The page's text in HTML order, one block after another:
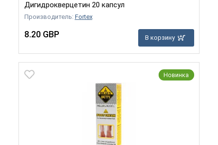
Дигидрокверцетин 20 капсул
Производитель: Fortex
8.20 GBP В корзину
Новинка